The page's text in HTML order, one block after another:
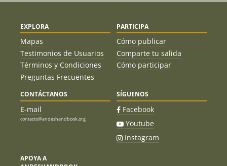
EXPLORA
Mapas
Testimonios de Usuarios
Términos y Condiciones
Preguntas Frecuentes
PARTICIPA
Cómo publicar
Comparte tu salida
Cómo participar
CONTÁCTANOS
E-mail
contacto@andeshandbook.org
SÍGUENOS
Facebook
Youtube
Instagram
APOYA A